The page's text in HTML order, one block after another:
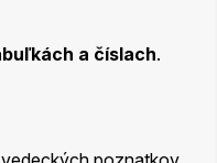
a číslach.